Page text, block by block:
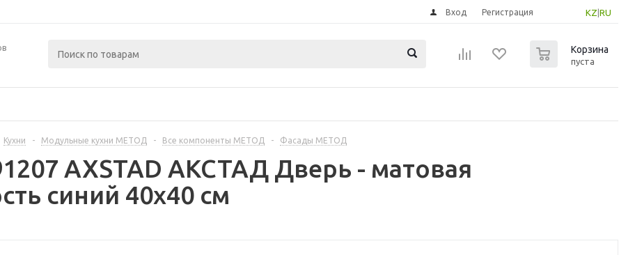
KZ RU
Вход Регистрация
Корзина
пуста
Кухни - Модульные кухни МЕТОД - Все компоненты МЕТОД - Фасады МЕТОД
AXSTAD АКСТАД Дверь - матовая
синий 40x40 см